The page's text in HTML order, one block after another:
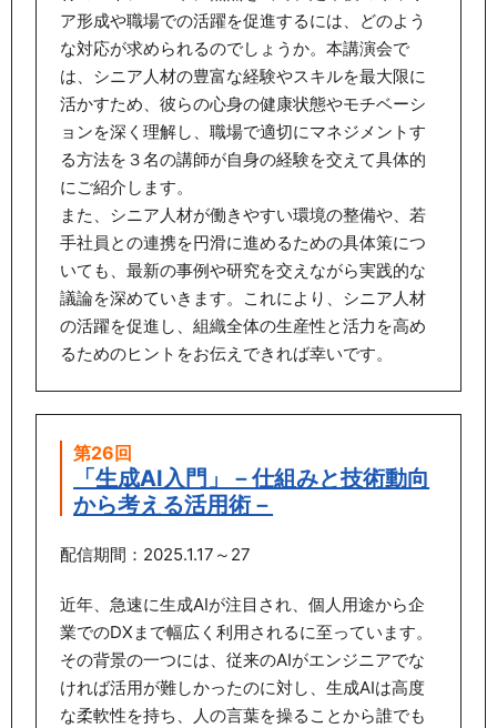
ア形成や職場での活躍を促進するには、どのよう
な対応が求められるのでしょうか。本講演会で
は、シニア人材の豊富な経験やスキルを最大限に
活かすため、彼らの心身の健康状態やモチベーシ
ョンを深く理解し、職場で適切にマネジメントす
る方法を３名の講師が自身の経験を交えて具体的
にご紹介します。
また、シニア人材が働きやすい環境の整備や、若
手社員との連携を円滑に進めるための具体策につ
いても、最新の事例や研究を交えながら実践的な
議論を深めていきます。これにより、シニア人材
の活躍を促進し、組織全体の生産性と活力を高め
るためのヒントをお伝えできれば幸いです。
第26回
「生成AI入門」－仕組みと技術動向
から考える活用術－
配信期間：2025.1.17～27
近年、急速に生成AIが注目され、個人用途から企
業でのDXまで幅広く利用されるに至っています。
その背景の一つには、従来のAIがエンジニアでな
ければ活用が難しかったのに対し、生成AIは高度
な柔軟性を持ち、人の言葉を操ることから誰でも